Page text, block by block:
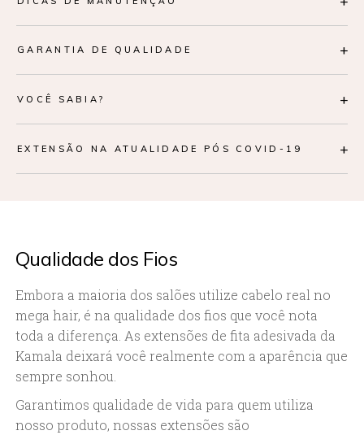
GARANTIA DE QUALIDADE +
VOCÊ SABIA? +
EXTENSÃO NA ATUALIDADE PÓS COVID-19 +
Qualidade dos Fios
Embora a maioria dos salões utilize cabelo real no
mega hair, é na qualidade dos fios que você nota
toda a diferença. As extensões de fita adesivada da
Kamala deixará você realmente com a aparência que
sempre sonhou.
Garantimos qualidade de vida para quem utiliza
nosso produto, nossas extensões são